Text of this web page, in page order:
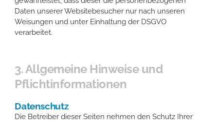
Daten unserer Websitebesucher nur nach unseren
Weisungen und unter Einhaltung der DSGVO
verarbeitet.
3. Allgemeine Hinweise und
Pflicht­informationen
Datenschutz
Die Betreiber dieser Seiten nehmen den Schutz Ihrer